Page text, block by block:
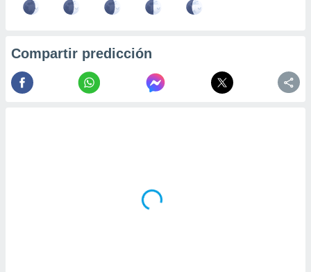
Compartir predicción